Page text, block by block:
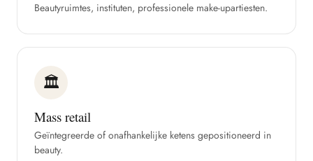
Beautyruimtes, instituten, professionele make-upartiesten.
🏛
Mass retail
Geïntegreerde of onafhankelijke ketens gepositioneerd in
beauty.